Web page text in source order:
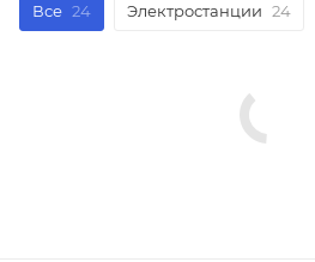
Все 24 Электростанции 24